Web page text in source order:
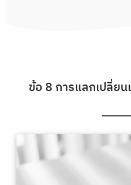
ข้อ 8 การแลกเปลี่ยน